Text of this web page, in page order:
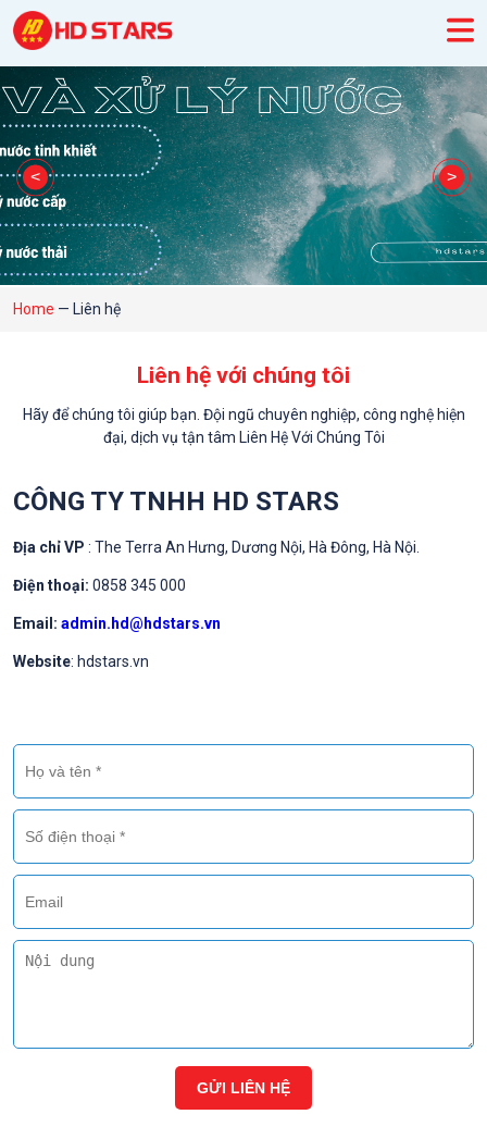
Home — Liên hệ
Liên hệ với chúng tôi
Hãy để chúng tôi giúp bạn. Đội ngũ chuyên nghiệp, công nghệ hiện
đại, dịch vụ tận tâm Liên Hệ Với Chúng Tôi
CÔNG TY TNHH HD STARS
Địa chỉ VP : The Terra An Hưng, Dương Nội, Hà Đông, Hà Nội.
Điện thoại: 0858 345 000
Email: admin.hd@hdstars.vn
Website: hdstars.vn